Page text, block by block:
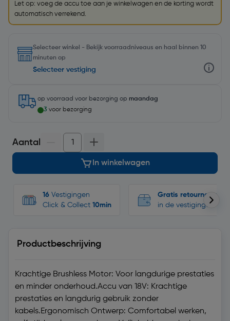
Let op: voeg de accu toe aan je winkelwagen en de korting wordt
automatisch verrekend.
Selecteer winkel - Bekijk voorraadniveaus en haal binnen 10
minuten op
Selecteer vestiging
op voorraad voor bezorging op maandag
3 voor bezorging
Aantal
In winkelwagen
16 Vestigingen
Click & Collect 10min
Gratis retourneren
in de vestigingen
Productbeschrijving
Krachtige Brushless Motor: Voor langdurige prestaties
en minder onderhoud.Accu van 18V: Krachtige
prestaties en langdurig gebruik zonder
kabels.Ergonomisch Ontwerp: Comfortabel werken,